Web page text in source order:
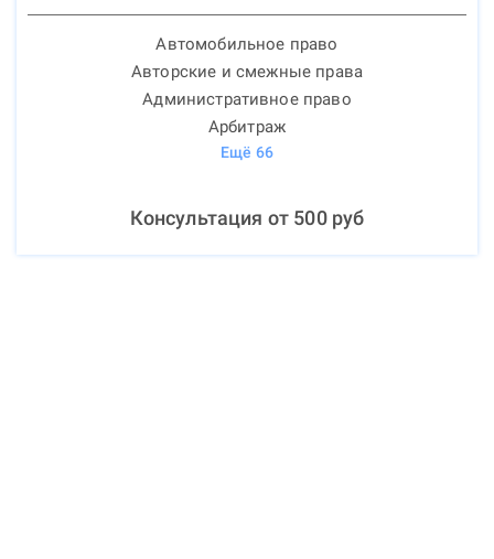
Автомобильное право
Авторские и смежные права
Административное право
Арбитраж
Ещё 66
Консультация от 500руб